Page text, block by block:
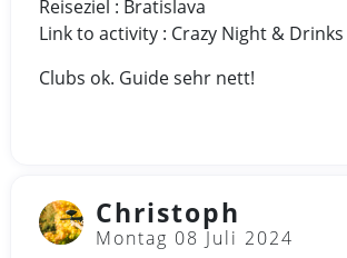
Reiseziel : Bratislava
Link to activity : Crazy Night & Drinks
Clubs ok. Guide sehr nett!
Christoph
Montag 08 Juli 2024